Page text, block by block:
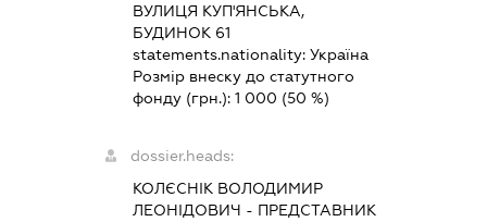
ВУЛИЦЯ КУП'ЯНСЬКА,
БУДИНОК 61
statements.nationality:Україна
Розмір внеску до статутного
фонду (грн.):1 000 (50 %)
dossier.heads:
КОЛЄСНІК ВОЛОДИМИР
ЛЕОНІДОВИЧ - ПРЕДСТАВНИК